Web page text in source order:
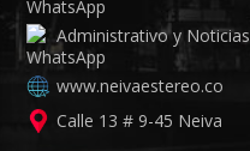
Administrativo y Noticias
www.neivaestereo.co
Calle 13 # 9-45 Neiva